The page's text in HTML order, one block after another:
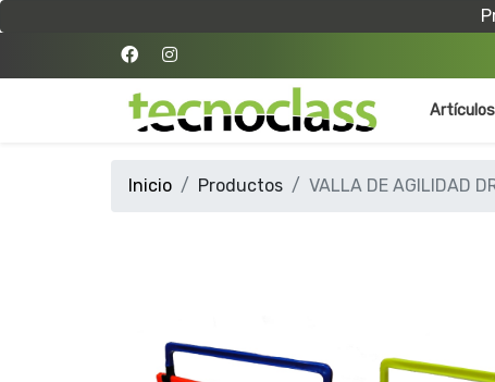
Inicio Productos VALLA DE AGILIDAD